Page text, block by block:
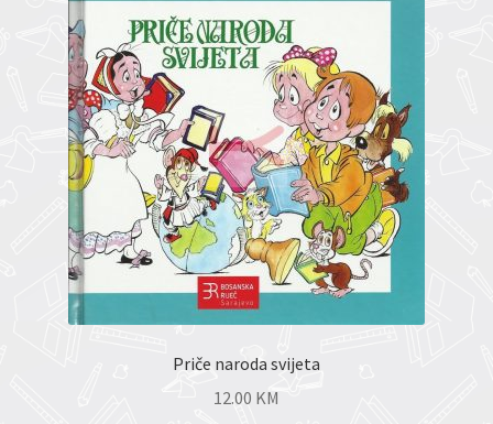
Priče naroda svijeta
12.00 KM